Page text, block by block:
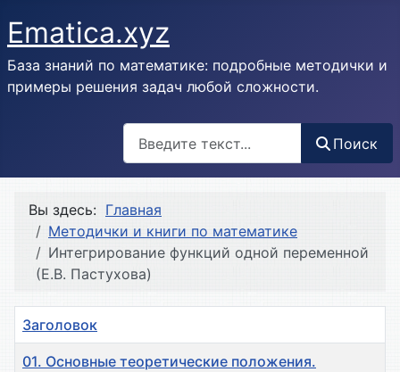
Ematica.xyz
База знаний по математике: подробные методички и
примеры решения задач любой сложности.
Поиск
Вы здесь: Главная
Методички и книги по математике
Интегрирование функций одной переменной
(Е.В. Пастухова)
Заголовок
01. Основные теоретические положения.